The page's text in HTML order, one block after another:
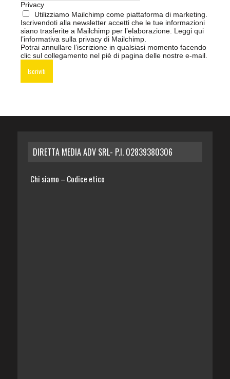
Privacy
Utilizziamo Mailchimp come piattaforma di marketing.
Iscrivendoti alla newsletter accetti che le tue informazioni
siano trasferite a Mailchimp per l’elaborazione. Leggi qui
l’informativa sulla privacy di Mailchimp
Potrai annullare l’iscrizione in qualsiasi momento facendo
clic sul collegamento nel piè di pagina delle nostre e-mail.
DIRETTA MEDIA ADV SRL- P.I. 02839380306
Chi siamo – Codice etico